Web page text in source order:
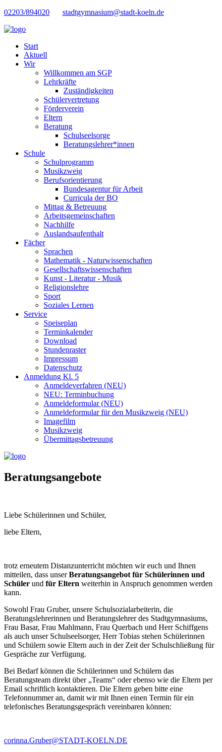
02203/894020 stadtgymnasium@stadt-koeln.de
Start
Aktuell
Wir
Willkommen am SGP
Lehrkräfte
Zuständigkeiten
Schülervertretung
Förderverein
Eltern
Beratung
Schulseelsorge
Beratungslehrer*innen
Schule
Schulprogramm
Musikzweig
Berufsorientierung
Bundesagentur für Arbeit
Curricula der BO
Mittag & Betreuung
Arbeitsgemeinschaften
Nachhilfe
Auslandsaufenthalt
Fächer
Sprachen
Mathematik - Naturwissenschaften
Gesellschaftswissenschaften
Kunst - Literatur - Musik
Religionslehre
Sport
Soziales Lernen
Service
Speiseplan
Terminkalender
Download
Stundenraster
Impressum
Datenschutz
Anmeldung Kl. 5
Anmeldeverfahren (NEU)
NEU: Terminbuchung
Anmeldeformular (NEU)
Anmeldeformular für den Musikzweig (NEU)
Imagefilm
Musikzweig
Übermittagsbetreuung
Beratungsangebote
Liebe Schülerinnen und Schüler,
liebe Eltern,
trotz erneutem Distanzunterricht möchten wir euch und Ihnen
mitteilen, dass unserBeratungsangebot für Schülerinnen und
Schüler und für Eltern weiterhin in Anspruch genommen werden
kann.
Sowohl Frau Gruber, unsere Schulsozialarbeiterin, die
Beratungslehrerinnen und Beratungslehrer des Stadtgymnasiums,
Frau Basar, Frau Mahlmann, Frau Querbach und Herr Schiffgens
als auch unser Schulseelsorger, Herr Tobias stehen Schülerinnen
und Schülern sowie Eltern auch in der Zeit der Schulschließung für
Gespräche zur Verfügung.
Bei Bedarf können die Schülerinnen und Schülern das
Beratungsteam direkt über „Teams“ oder ebenso wie die Eltern per
Email schriftlich kontaktieren. Die Eltern geben bitte eine
Telefonnummer an, damit wir mit Ihnen einen Termin für ein
telefonisches Beratungsgespräch vereinbaren können:
corinna.Gruber@STADT-KOELN.DE